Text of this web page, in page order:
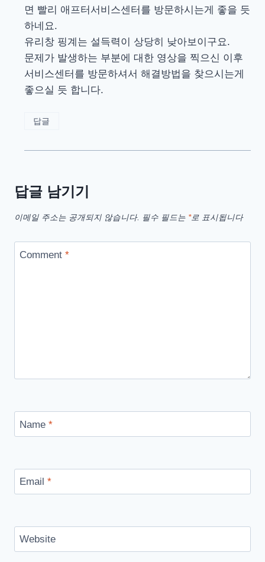
면 빨리 애프터서비스센터를 방문하시는게 좋을 듯
하네요.
유리창 핑계는 설득력이 상당히 낮아보이구요.
문제가 발생하는 부분에 대한 영상을 찍으신 이후
서비스센터를 방문하셔서 해결방법을 찾으시는게
좋으실 듯 합니다.
답글
답글 남기기
이메일 주소는 공개되지 않습니다. 필수 필드는 *로 표시됩니다
Comment *
Name *
Email *
Website